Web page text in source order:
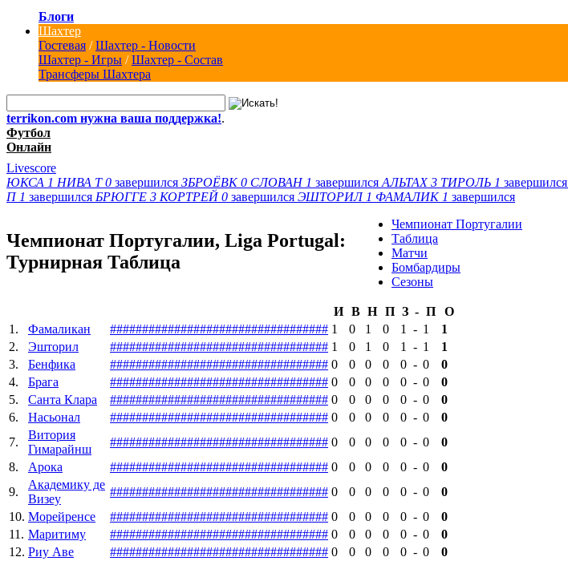
Блоги
Шахтер
Гостевая /Шахтер - Новости
Шахтер - Игры /Шахтер - Состав
Трансферы Шахтера
terrikon.com нужна ваша поддержка!.
Футбол
Онлайн
Livescore
ЮКСА 1 НИВА Т 0 завершился ЗБРОЁВК 0 СЛОВАН 1 завершился АЛЬТАХ 3 ТИРОЛЬ 1 завершился
П 1 завершился БРЮГГЕ 3 КОРТРЕЙ 0 завершился ЭШТОРИЛ 1 ФАМАЛИК 1 завершился
Чемпионат Португалии, Liga Portugal:
Турнирная Таблица
Чемпионат Португалии
Таблица
Матчи
Бомбардиры
Сезоны
И В Н П З - П
О
1.
Фамаликан ################################## 1 0 1 0 1 - 1
1
2.
Эшторил ################################## 1 0 1 0 1 - 1
1
3.
Бенфика ################################## 0 0 0 0 0 - 0
0
4.
Брага ################################## 0 0 0 0 0 - 0
0
5.
Санта Клара ################################## 0 0 0 0 0 - 0
0
6.
Насьонал ################################## 0 0 0 0 0 - 0
0
7.
Витория
Гимарайнш
################################## 0 0 0 0 0 - 0
0
8.
Арока ################################## 0 0 0 0 0 - 0
0
9.
Академику де
Визеу
################################## 0 0 0 0 0 - 0
0
10. Морейренсе ################################## 0 0 0 0 0 - 0
0
11. Маритиму ################################## 0 0 0 0 0 - 0
0
12. Риу Аве ################################## 0 0 0 0 0 - 0
0